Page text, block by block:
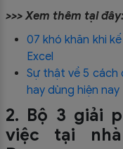
>>> Xem thêm tại đây:
07 khó khăn khi
Excel
Sự thật về 5 cách
hay dùng hiện nay
2. Bộ 3 giải
việc tại